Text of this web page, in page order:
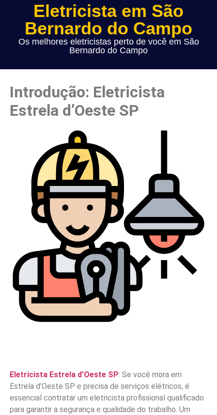
Eletricista em São
Bernardo do Campo
Os melhores eletricistas perto de você em São
Bernardo do Campo
Introdução: Eletricista
Estrela d’Oeste SP
Eletricista Estrela d’Oeste SP: Se você mora em
Estrela d’Oeste SP e precisa de serviços elétricos, é
essencial contratar um eletricista profissional qualificado
para garantir a segurança e qualidade do trabalho. Um